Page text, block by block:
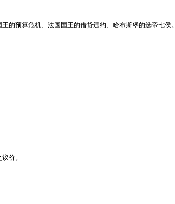
的预算危机、法国国王的借贷违约、哈布斯堡的选帝七侯。
价。